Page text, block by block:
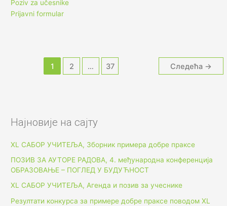
Poziv za učesnike
Prijavni formular
1 2 … 37 Следећа →
Најновије на сајту
XL САБОР УЧИТЕЉА, Зборник примера добре праксе
ПОЗИВ ЗА АУТОРЕ РАДОВА, 4. међународна конференција
ОБРАЗОВАЊЕ – ПОГЛЕД У БУДУЋНОСТ
XL САБОР УЧИТЕЉА, Агенда и позив за учеснике
Резултати конкурса за примере добре праксе поводом XL